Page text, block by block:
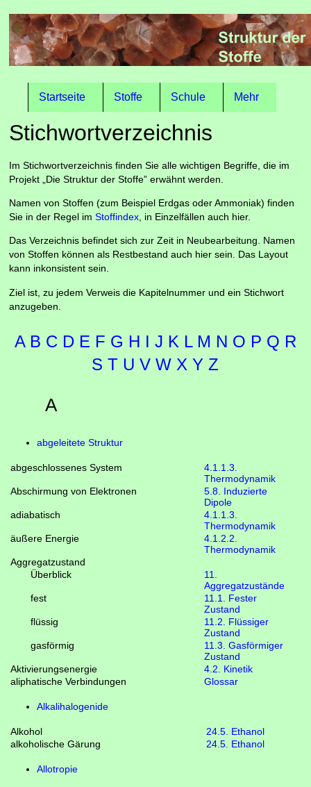
Startseite Stoffe Schule Mehr
Stichwortverzeichnis
Im Stichwortverzeichnis finden Sie alle wichtigen Begriffe, die im
Projekt „Die Struktur der Stoffe” erwähnt werden.
Namen von Stoffen (zum Beispiel Erdgas oder Ammoniak) finden
Sie in der Regel imStoffindex , in Einzelfällen auch hier.
Das Verzeichnis befindet sich zur Zeit in Neubearbeitung. Namen
von Stoffen können als Restbestand auch hier sein. Das Layout
kann inkonsistent sein.
Ziel ist, zu jedem Verweis die Kapitelnummer und ein Stichwort
anzugeben.
A B C D E F G H I J K L M N O P Q R
S T U V W X Y Z
A
abgeleitete Struktur
abgeschlossenes System
4.1.1.3.
Thermodynamik
Abschirmung von Elektronen
5.8. Induzierte
Dipole
adiabatisch
4.1.1.3.
Thermodynamik
äußere Energie
4.1.2.2.
Thermodynamik
Aggregatzustand
Überblick
11.
Aggregatzustände
fest
11.1. Fester
Zustand
flüssig
11.2. Flüssiger
Zustand
gasförmig
11.3. Gasförmiger
Zustand
Aktivierungsenergie
4.2. Kinetik
aliphatische Verbindungen
Glossar
Alkalihalogenide
Alkohol
24.5. Ethanol
alkoholische Gärung
24.5. Ethanol
Allotropie